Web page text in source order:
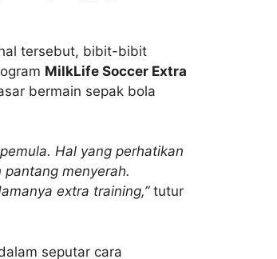
tersebut, bibit-bibit
MilkLife Soccer Extra
bermain sepak bola
Hal yang perhatikan
menyerah.
extra training,”tutur
seputar cara